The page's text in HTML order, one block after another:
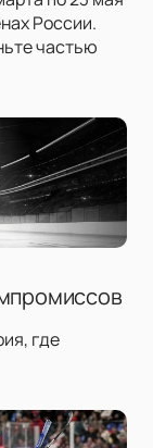
России.
частью
где